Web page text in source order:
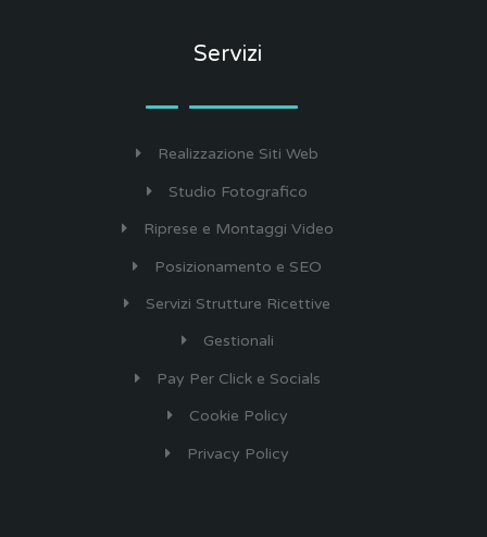
Servizi
Realizzazione Siti Web
Studio Fotografico
Riprese e Montaggi Video
Posizionamento e SEO
Servizi Strutture Ricettive
Gestionali
Pay Per Click e Socials
Cookie Policy
Privacy Policy